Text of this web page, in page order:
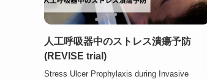
人工呼吸器中のストレス潰瘍予防
(REVISE trial)
Stress Ulcer Prophylaxis during Invasive